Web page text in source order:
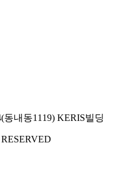
내동1119) KERIS빌딩